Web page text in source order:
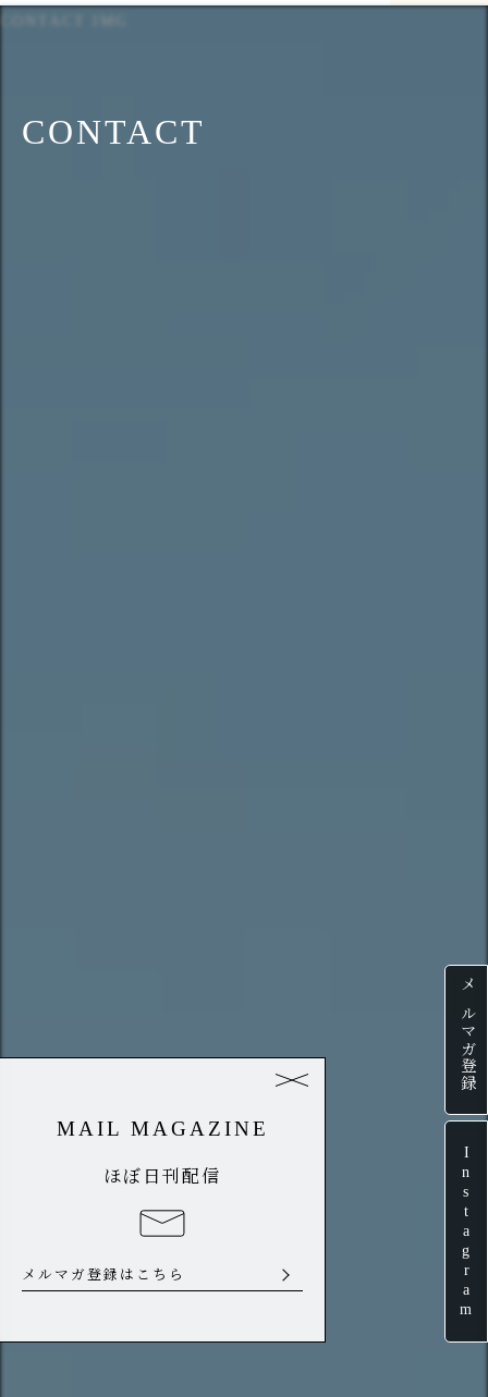
メルマガ登録
Instagram
CONTACT
MAIL MAGAZINE
ほぼ日刊配信
メルマガ登録はこちら